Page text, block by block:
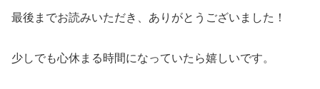
最後までお読みいただき、ありがとうございました！
少しでも心休まる時間になっていたら嬉しいです。